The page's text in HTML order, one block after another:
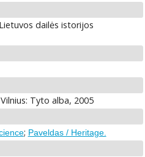
dailės istorijos
Vilnius: Tyto alba, 2005
; Paveldas / Heritage.